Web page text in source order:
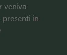
veniva
presenti in